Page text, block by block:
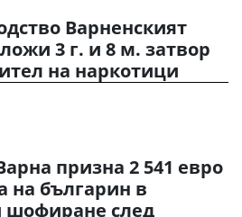
Варненският
3 г. и 8 м. затвор
на наркотици
призна 2 541 евро
на българин в
шофиране след